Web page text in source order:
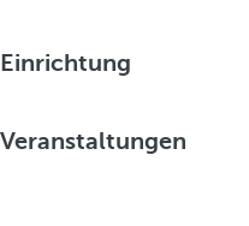
Einrichtung
Veranstaltungen